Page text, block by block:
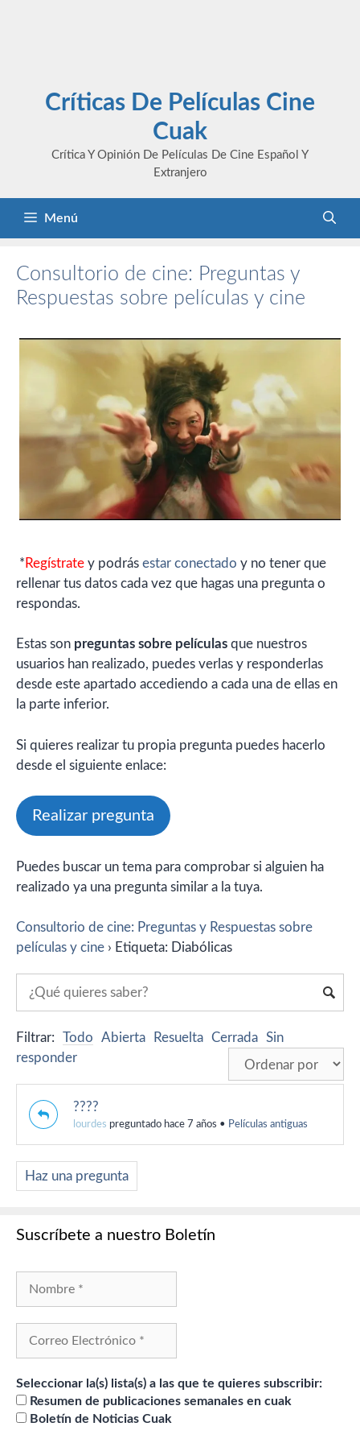
Críticas De Películas Cine
Cuak
Crítica Y Opinión De Películas De Cine Español Y
Extranjero
Menú
Consultorio de cine: Preguntas y
Respuestas sobre películas y cine
* Regístrate y podrás estar conectado y no tener que
rellenar tus datos cada vez que hagas una pregunta o
respondas.
Estas son preguntas sobre películas que nuestros
usuarios han realizado, puedes verlas y responderlas
desde este apartado accediendo a cada una de ellas en
la parte inferior.
Si quieres realizar tu propia pregunta puedes hacerlo
desde el siguiente enlace:
Realizar pregunta
Puedes buscar un tema para comprobar si alguien ha
realizado ya una pregunta similar a la tuya.
Consultorio de cine: Preguntas y Respuestas sobre
películas y cine › Etiqueta: Diabólicas
Filtrar: Todo Abierta Resuelta Cerrada Sin
responder
????
lourdes preguntado hace 7 años • Películas antiguas
Haz una pregunta
Suscríbete a nuestro Boletín
Seleccionar la(s) lista(s) a las que te quieres subscribir:
Resumen de publicaciones semanales en cuak
Boletín de Noticias Cuak